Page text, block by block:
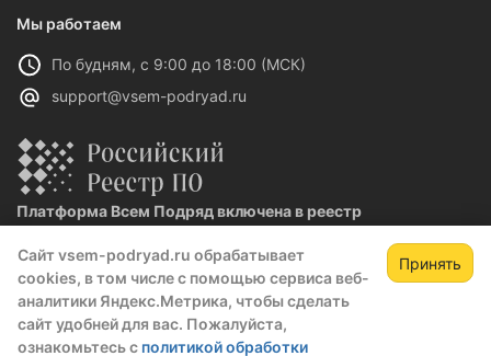
Сайт vsem-podryad.ru обрабатывает
cookies, в том числе с помощью сервиса веб-
аналитики Яндекс.Метрика, чтобы сделать
сайт удобней для вас. Пожалуйста,
ознакомьтесь с политикой обработки
Принять
Мы работаем
По будням, с 9:00 до 18:00 (МСК)
support@vsem-podryad.ru
Платформа Всем Подряд включена в реестр
Реестровая запись №32021 от 06.02.2026
Политика конфиденциальности